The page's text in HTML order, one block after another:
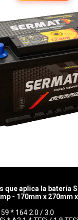
que aplica la batería
- 170mm x 270mm
* 164 2.0 / 3.0